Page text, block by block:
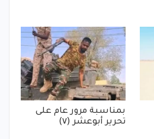
بمناسبة مرور عام على
تحرير أبوعشر (٧)